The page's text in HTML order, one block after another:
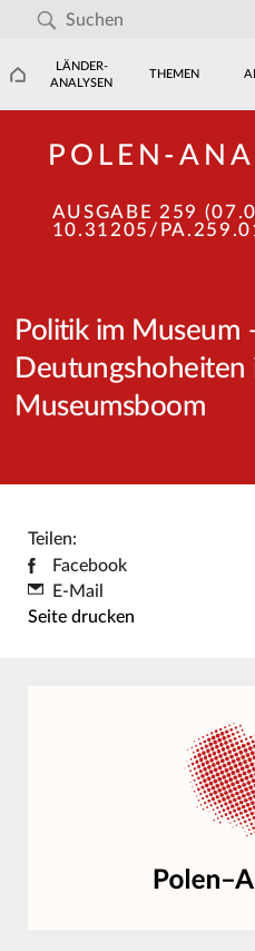
LÄNDER-
ANALYSEN
THEMEN
POLEN-
AUSGABE 259
10.31205/
Politik im Museum
Deutungshoheiten
Museumsboom
Teilen:
Facebook
E-Mail
Seite drucken